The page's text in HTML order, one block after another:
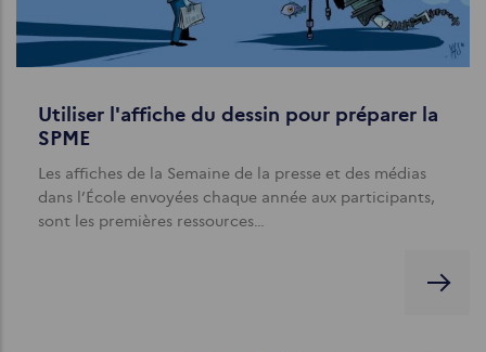
Utiliser l'affiche du dessin pour préparer la
SPME
Les affiches de la Semaine de la presse et des médias
dans l’École envoyées chaque année aux participants,
sont les premières ressources…